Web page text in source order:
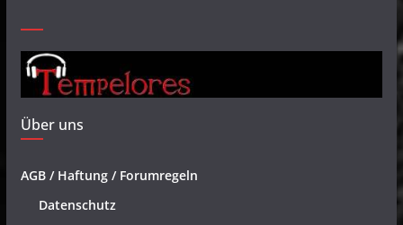
Über uns
AGB / Haftung / Forumregeln
Datenschutz